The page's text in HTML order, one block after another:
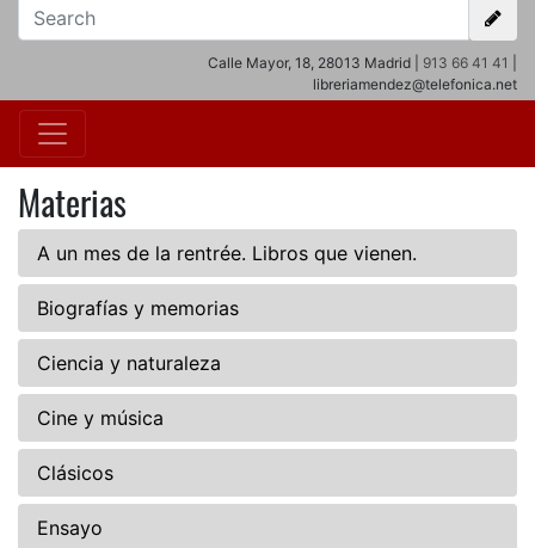
Calle Mayor, 18, 28013 Madrid | 913 66 41 41
libreriamendez@telefonica.net
Materias
A un mes de la rentrée. Libros que vienen.
Biografías y memorias
Ciencia y naturaleza
Cine y música
Clásicos
Ensayo